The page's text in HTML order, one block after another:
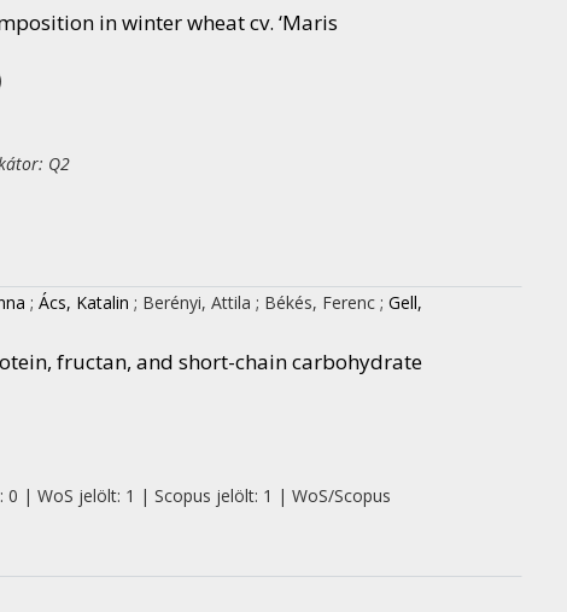
in winter wheat cv. ‘Maris
Q2
; Ács, Katalin ; Berényi, Attila ; Békés, Ferenc ; Gell,
fructan, and short-chain carbohydrate
| WoS jelölt: 1 | Scopus jelölt: 1 | WoS/Scopus